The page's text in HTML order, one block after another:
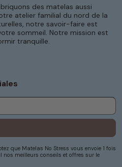
des matelas aussi
atelier familial du nord de la
notre savoir-faire est
sommeil. Notre mission est
tranquille.
que Matelas No Stress vous envoie 1 fois
meilleurs conseils et offres sur le